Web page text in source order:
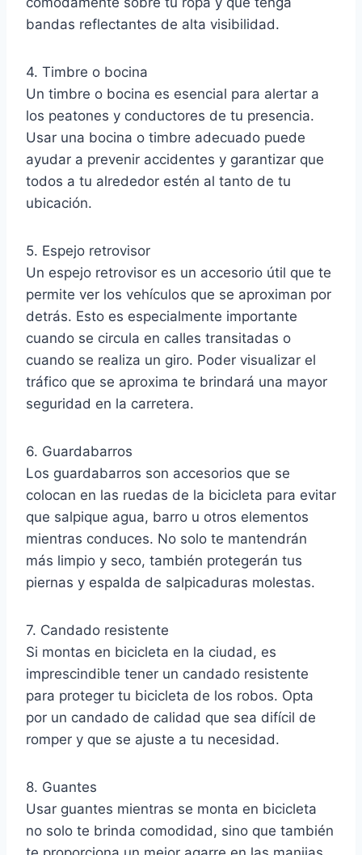
bandas reflectantes de alta visibilidad.
4. Timbre o bocina
Un timbre o bocina es esencial para alertar a
los peatones y conductores de tu presencia.
Usar una bocina o timbre adecuado puede
ayudar a prevenir accidentes y garantizar que
todos a tu alrededor estén al tanto de tu
ubicación.
5. Espejo retrovisor
Un espejo retrovisor es un accesorio útil que te
permite ver los vehículos que se aproximan por
detrás. Esto es especialmente importante
cuando se circula en calles transitadas o
cuando se realiza un giro. Poder visualizar el
tráfico que se aproxima te brindará una mayor
seguridad en la carretera.
6. Guardabarros
Los guardabarros son accesorios que se
colocan en las ruedas de la bicicleta para evitar
que salpique agua, barro u otros elementos
mientras conduces. No solo te mantendrán
más limpio y seco, también protegerán tus
piernas y espalda de salpicaduras molestas.
7. Candado resistente
Si montas en bicicleta en la ciudad, es
imprescindible tener un candado resistente
para proteger tu bicicleta de los robos. Opta
por un candado de calidad que sea difícil de
romper y que se ajuste a tu necesidad.
8. Guantes
Usar guantes mientras se monta en bicicleta
no solo te brinda comodidad, sino que también